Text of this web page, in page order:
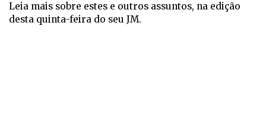
Leia mais sobre estes e outros assuntos, na edição
desta quinta-feira do seu JM.